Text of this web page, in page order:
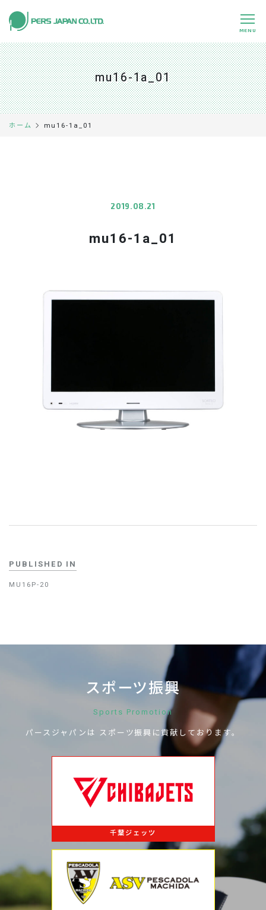
MENU
私たちの特長 About Us
事業内容 Business
0120-891-224 平日 9:00～17:45
mu16-1a_01
ホーム mu16-1a_01
2019.08.21
mu16-1a_01
PUBLISHED IN
MU16P-20
スポーツ振興
Sports Promotion
パースジャパンは スポーツ振興に貢献しております。
千葉ジェッツ